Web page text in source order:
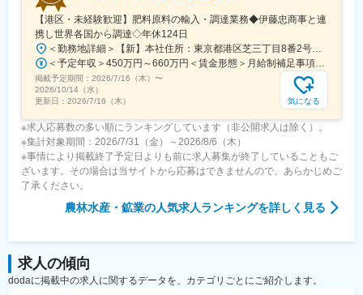
【港区・未経験歓迎】肥料原料の輸入・調達業務◆伊藤忠商事と連
携し世界各国から調達◇年休124日
＜勤務地詳細＞【新】本社住所：東京都港区芝三丁目8番2号住友不動産芝公園ファーストビル９階 勤務地最寄駅：都営地下鉄三田線／芝公園駅受動喫煙対策：屋内全面禁煙変更の範囲：会社の定める事業所
＜予定年収＞450万円～660万円＜賃金形態＞月給制補足事項なし＜賃金内訳＞月額（基本給）：280,000円～378,000円＜月給＞280,000円～378,000円＜昇給有無＞有＜残業手当＞有＜給与補足＞■賞与：年2回（6月/12月）■モデル年収：年収510万円 30歳（月給280,000円＋賞与）※時間外手当除く年収620万円 37歳（月給356,000円＋賞与）※時間外手当除く賃金はあくまでも目安の金額であり、選考を通じて上下する可能性があります。月給(月額)は固定手当を含めた表記です。
掲載予定期間： 2026/7/16（木） 〜
2026/10/14（水）
更新日： 2026/7/16（木） 気になる
※求人応募数の多い順にランキングしています（非公開求人は除く）。
※集計対象期間：2026/7/31（金）～2026/8/6（木）
※事情により掲載終了予定日よりも前に求人募集が終了していることもご
ざいます。その場合は当サイトから応募はできませんので、あらかじめご
了承ください。
農林水産・鉱業の人気求人ランキングを詳しく見る
求人の傾向
dodaに掲載中の求人に関するデータを、カテゴリごとにご紹介します。